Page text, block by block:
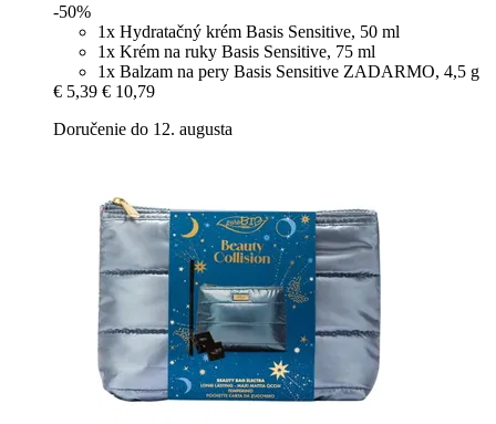
-50%
1x Hydratačný krém Basis Sensitive, 50 ml
1x Krém na ruky Basis Sensitive, 75 ml
1x Balzam na pery Basis Sensitive ZADARMO, 4,5 g
€ 5,39 € 10,79
Doručenie do 12. augusta